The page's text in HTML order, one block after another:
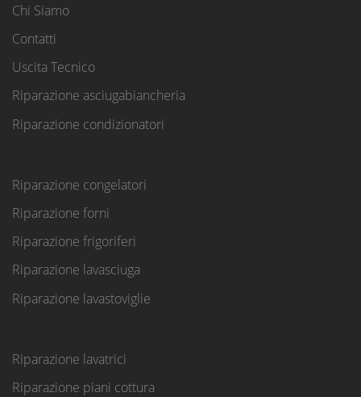
Chi Siamo
Contatti
Uscita Tecnico
Riparazione asciugabiancheria
Riparazione condizionatori
Riparazione congelatori
Riparazione forni
Riparazione frigoriferi
Riparazione lavasciuga
Riparazione lavastoviglie
Riparazione lavatrici
Riparazione piani cottura